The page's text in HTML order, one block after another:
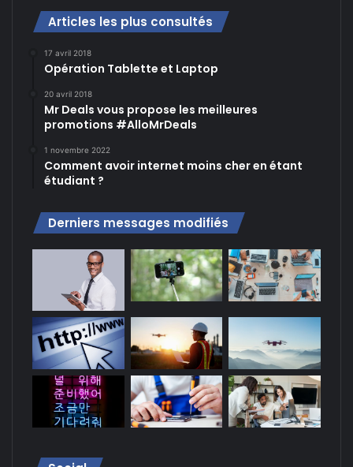
Articles les plus consultés
17 avril 2018
Opération Tablette et Laptop
20 avril 2018
Mr Deals vous propose les meilleures
promotions #AlloMrDeals
1 novembre 2022
Comment avoir internet moins cher en étant
étudiant ?
Derniers messages modifiés